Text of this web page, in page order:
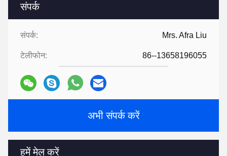
संपर्क
संपर्क: Mrs. Afra Liu
टेलीफोन: 86--13658196055
अभी संपर्क करें
हमें मेल करें